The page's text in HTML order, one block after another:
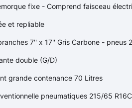
fixe - Comprend faisceau
et repliable
7'' x 17'' Gris Carbone - pneus
double (G/D)
grande contenance 70 Litres
pneumatiques 215/65